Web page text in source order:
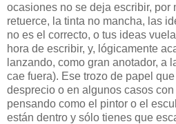
ocasiones no se deja escribir, por
retuerce, la tinta no mancha, las
no es el correcto, o tus ideas
hora de escribir, y, lógicamente
lanzando, como gran anotador, a
cae fuera). Ese trozo de papel
desprecio o en algunos casos
pensando como el pintor o el
están dentro y sólo tienes que